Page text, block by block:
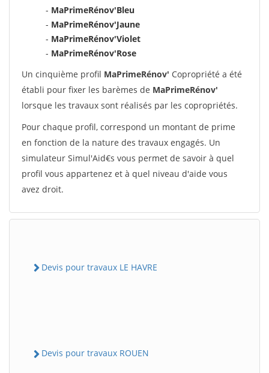
- MaPrimeRénov'Bleu
- MaPrimeRénov'Jaune
- MaPrimeRénov'Violet
- MaPrimeRénov'Rose
Un cinquième profil MaPrimeRénov' Copropriété a été
établi pour fixer les barèmes de MaPrimeRénov'
lorsque les travaux sont réalisés par les copropriétés.
Pour chaque profil, correspond un montant de prime
en fonction de la nature des travaux engagés. Un
simulateur Simul'Aid€s vous permet de savoir à quel
profil vous appartenez et à quel niveau d'aide vous
avez droit.
Devis pour travaux LE HAVRE
Devis pour travaux ROUEN